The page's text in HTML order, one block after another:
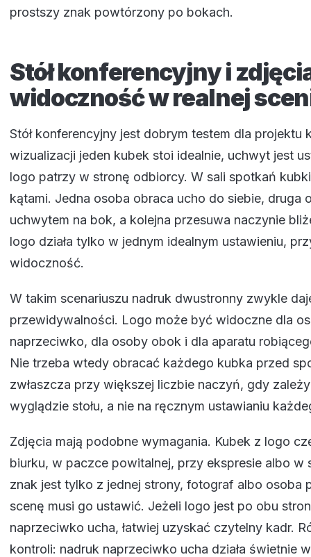
prostszy znak powtórzony po bokach.
Stół konferencyjny i
widoczność w realnej
Stół konferencyjny jest dobrym testem dla projektu
wizualizacji jeden kubek stoi idealnie, uchwyt jest
logo patrzy w stronę odbiorcy. W sali spotkań
kątami. Jedna osoba obraca ucho do siebie, druga
uchwytem na bok, a kolejna przesuwa naczynie
logo działa tylko w jednym idealnym ustawieniu,
widoczność.
W takim scenariuszu nadruk dwustronny zwykle
przewidywalności. Logo może być widoczne dla
naprzeciwko, dla osoby obok i dla aparatu
Nie trzeba wtedy obracać każdego kubka przed
zwłaszcza przy większej liczbie naczyń, gdy
wyglądzie stołu, a nie na ręcznym ustawianiu
Zdjęcia mają podobne wymagania. Kubek z logo
biurku, w paczce powitalnej, przy ekspresie albo w
znak jest tylko z jednej strony, fotograf albo osoba
scenę musi go ustawić. Jeżeli logo jest po obu
naprzeciwko ucha, łatwiej uzyskać czytelny kadr.
kontroli: nadruk naprzeciwko ucha działa świetnie